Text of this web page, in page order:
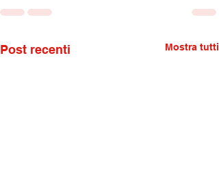
Post recenti Mostra tutti